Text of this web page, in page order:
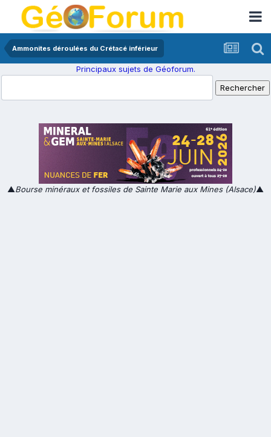
Ammonites déroulées du Crétacé inférieur
Principaux sujets de Géoforum.
▲Bourse minéraux et fossiles de Sainte Marie aux Mines (Alsace)▲